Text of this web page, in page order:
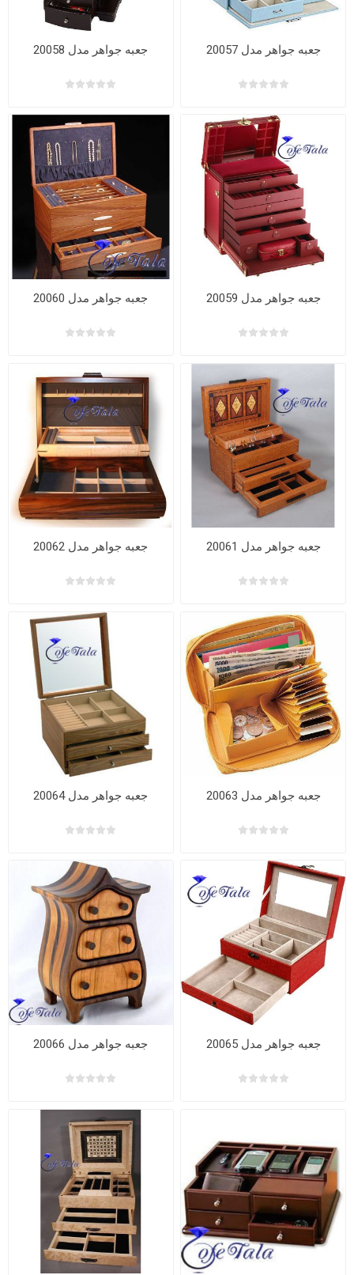
جعبه جواهر مدل 20057 جعبه جواهر مدل 20058
جعبه جواهر مدل 20059 جعبه جواهر مدل 20060
جعبه جواهر مدل 20061 جعبه جواهر مدل 20062
جعبه جواهر مدل 20063 جعبه جواهر مدل 20064
جعبه جواهر مدل 20065 جعبه جواهر مدل 20066